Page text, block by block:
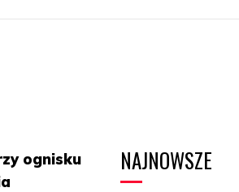
ognisku
NAJNOWSZE